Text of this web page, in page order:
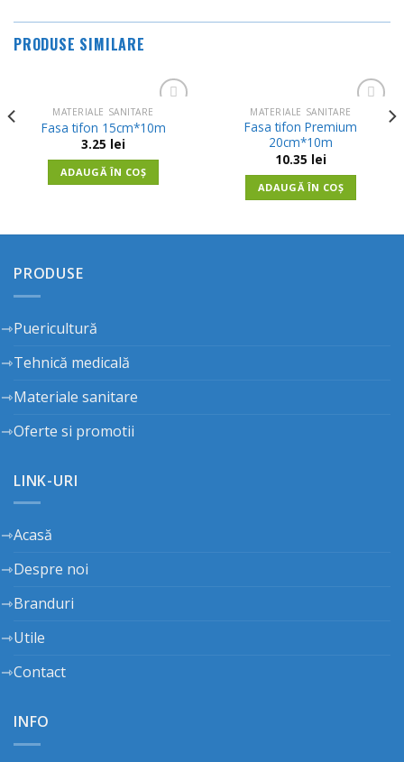
PRODUSE SIMILARE
Adauga
in
MATERIALE SANITARE
Fasa tifon 15cm*10m
3.25 lei
ADAUGĂ ÎN COȘ
Adauga
MATERIALE SANITARE
Fasa tifon Premium
20cm*10m
10.35 lei
ADAUGĂ ÎN COȘ
PRODUSE
Puericultură
Tehnică medicală
Materiale sanitare
Oferte si promotii
LINK-URI
Acasă
Despre noi
Branduri
Utile
Contact
INFO